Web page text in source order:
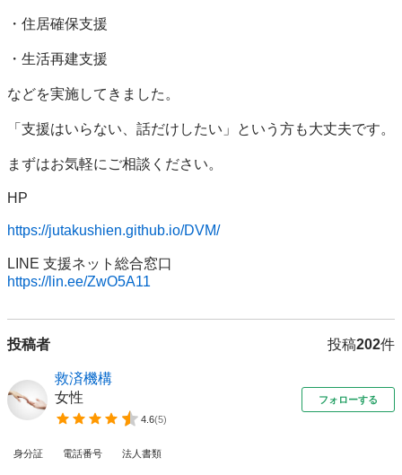
・住居確保支援
・生活再建支援
などを実施してきました。
「支援はいらない、話だけしたい」という方も大丈夫です。
まずはお気軽にご相談ください。
HP
https://jutakushien.github.io/DVM/
https://lin.ee/ZwO5A11
投稿者 投稿202件
救済機構
女性
4.6(5)
フォローする
身分証 電話番号 法人書類